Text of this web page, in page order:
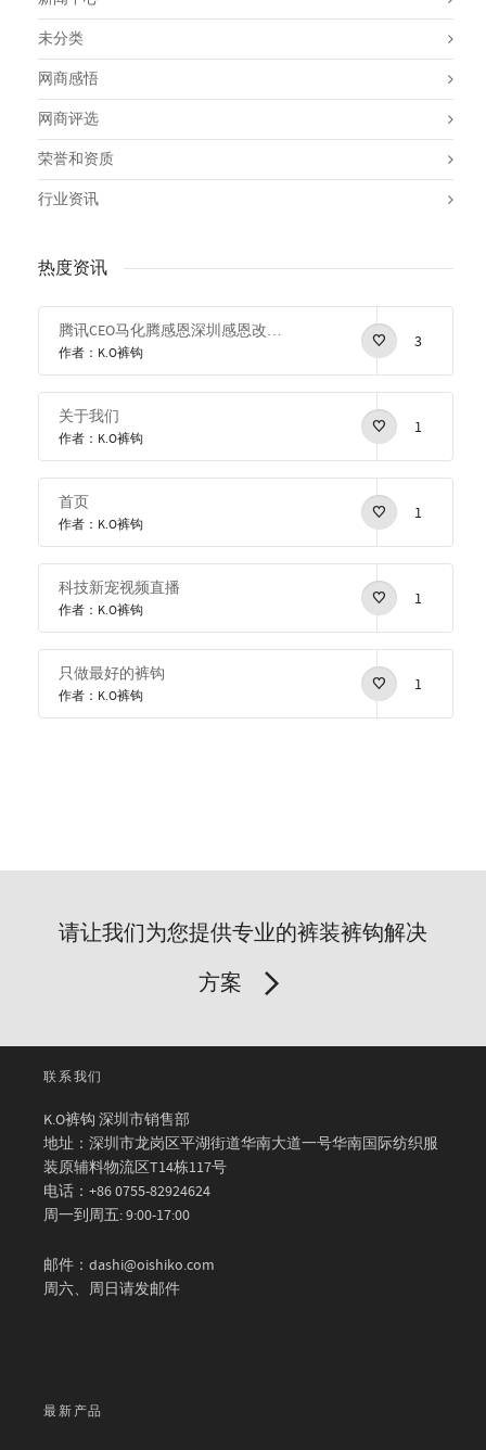
未分类
网商感悟
网商评选
荣誉和资质
行业资讯
热度资讯
腾讯CEO马化腾感恩深圳感恩改革开放
作者：K.O裤钩
3
关于我们
作者：K.O裤钩
1
首页
作者：K.O裤钩
1
科技新宠视频直播
作者：K.O裤钩
1
只做最好的裤钩
作者：K.O裤钩
1
请让我们为您提供专业的裤装裤钩解决
方案
联系我们
K.O裤钩 深圳市销售部
地址：深圳市龙岗区平湖街道华南大道一号华南国际纺织服
装原辅料物流区T14栋117号
电话：+86 0755-82924624
周一到周五: 9:00-17:00
邮件：dashi@oishiko.com
周六、周日请发邮件
最新产品